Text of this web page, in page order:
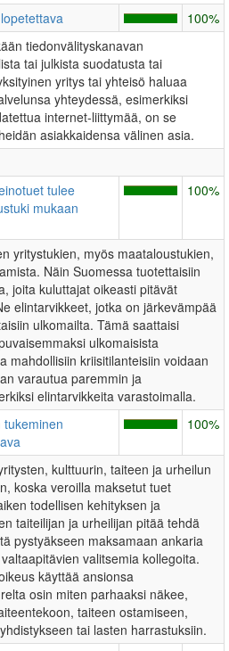
100%
tiedonvälityskanavan
tai julkista suodatusta tai
yritys tai yhteisö haluaa
yhteydessä, esimerkiksi
internet-liittymää, on se
asiakkaidensa välinen asia.
tulee
mukaan
100%
yritystukien, myös maataloustukien,
Näin Suomessa tuotettaisiin
joita kuluttajat oikeasti pitävät
elintarvikkeet, jotka on järkevämpää
ulkomailta. Tämä saattaisi
ulkomaisista
mahdollisiin kriisitilanteisiin voidaan
varautua paremmin ja
elintarvikkeita varastoimalla.
tukeminen
100%
kulttuurin, taiteen ja urheilun
koska veroilla maksetut tuet
todellisen kehityksen ja
taiteilijan ja urheilijan pitää tehdä
pystyäkseen maksamaan ankaria
valitsemia kollegoita.
käyttää ansionsa
osin miten parhaaksi näkee,
taiteen ostamiseen,
tai lasten harrastuksiin.